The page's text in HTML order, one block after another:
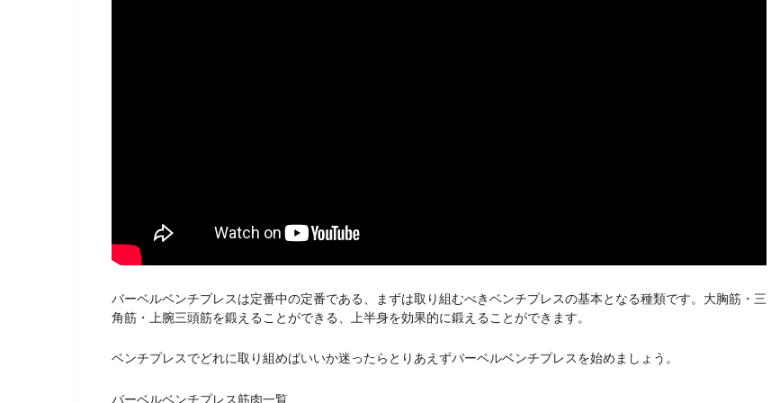
バーベルベンチプレスは定番中の定番である、まずは取り組むべきベンチプレスの基本となる種類です。大胸筋・三
角筋・上腕三頭筋を鍛えることができる、上半身を効果的に鍛えることができます。
ベンチプレスでどれに取り組めばいいか迷ったらとりあえずバーベルベンチプレスを始めましょう。
バーベルベンチプレス筋肉一覧